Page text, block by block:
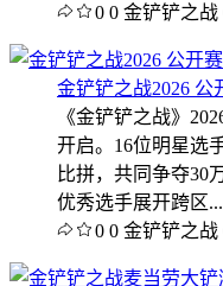
0 0 金铲铲之战
金铲铲之战2026
《金铲铲之战》
开启。16位明星选
比拼，共同争夺30
优秀选手展开跨区...
0 0 金铲铲之战